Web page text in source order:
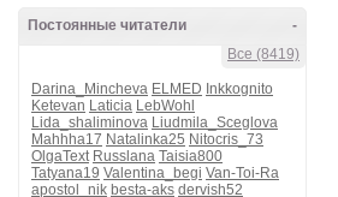
-
Постоянные читатели
Все (8419)
Darina_Mincheva ELMED Inkkognito
Ketevan Laticia LebWohl
Lida_shaliminova Liudmila_Sceglova
Mahhha17 Natalinka25 Nitocris_73
OlgaText Russlana Taisia800
Tatyana19 Valentina_begi Van-Toi-Ra
apostol_nik besta-aks dervish52